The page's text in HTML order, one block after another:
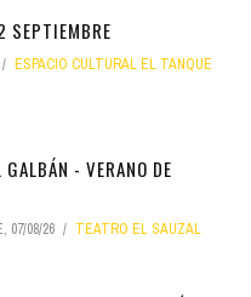
SEPTIEMBRE
ESPACIO CULTURAL EL TANQUE
- VERANO DE
07/08/26 TEATRO EL SAUZAL